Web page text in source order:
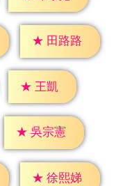
★ 田路路
★ 王凱
★ 吳宗憲
★ 徐熙娣